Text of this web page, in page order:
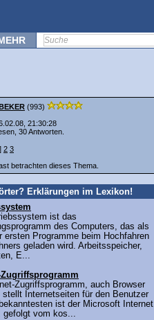
(993)
21:30:28
30 Antworten.
] 2 3
betrachten dieses Thema.
Erklärungen im Lexikon!
ist das
des Computers, das als
ersten Programme beim Hochfahren
geladen wird. Arbeitsspeicher,
E...
Zugriffsprogramm
Zugriffsprogramm, auch Browser
stellt Internetseiten für den Benutzer
ist der Microsoft Internet
gefolgt vom kos...